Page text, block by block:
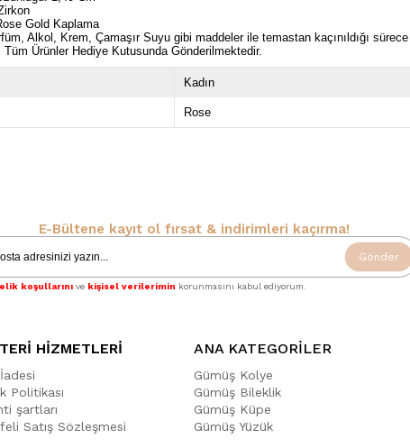
Gold Kaplama
Alkol, Krem, Çamaşır Suyu gibi maddeler ile temastan kaçınıldığı
Tüm Ürünler Hediye Kutusunda Gönderilmektedir.
Kadın
Rose
E-Bültene kayıt ol fırsat & indirimleri kaçırma!
Gönder
koşullarını ve kişisel verilerimin korunmasını kabul ediyorum.
HİZMETLERİ
Politikası
şartları
Satış Sözleşmesi
ANA KATEGORİLER
Gümüş Kolye
Gümüş Bileklik
Gümüş Küpe
Gümüş Yüzük